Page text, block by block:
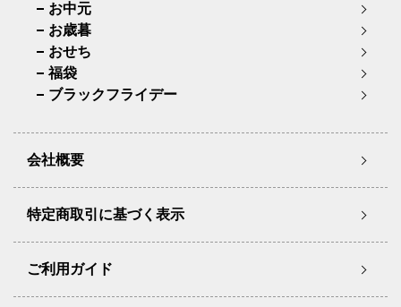
お中元
お歳暮
おせち
福袋
ブラックフライデー
会社概要
特定商取引に基づく表示
ご利用ガイド